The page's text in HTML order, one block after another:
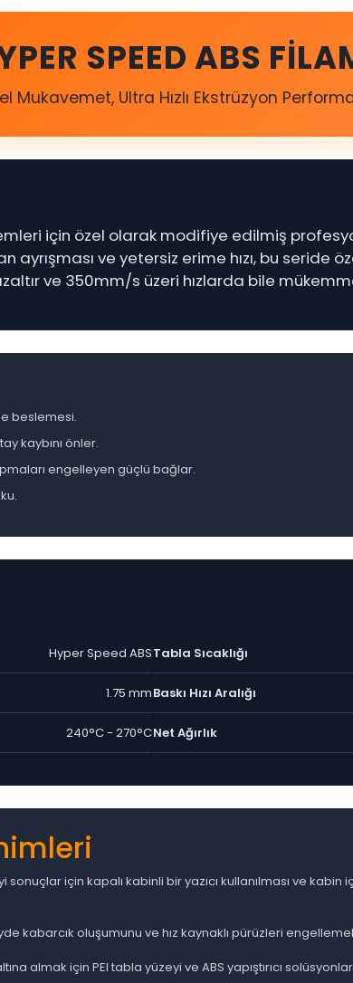
SPEED ABS
Mukavemet, Ultra Hızlı Ekstrüzyon
için özel olarak modifiye edilmiş
ayrışması ve yetersiz erime hızı, bu seride
ve 350mm/s üzeri hızlarda bile
beslemesi.
kaybını önler.
engelleyen güçlü bağlar.
Hyper Speed ABS
1.75 mm
240°C - 270°C
Tabla Sıcaklığı
Baskı Hızı Aralığı
Net Ağırlık
için kapalı kabinli bir yazıcı kullanılması ve
kabarcık oluşumunu ve hız kaynaklı pürüzleri
almak için PEI tabla yüzeyi ve ABS yapıştırıcı